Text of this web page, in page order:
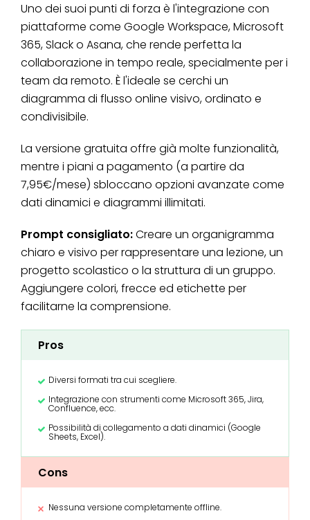
Uno dei suoi punti di forza è l'integrazione con
piattaforme come Google Workspace, Microsoft
365, Slack o Asana, che rende perfetta la
collaborazione in tempo reale, specialmente per i
team da remoto. È l'ideale se cerchi un
diagramma di flusso online visivo, ordinato e
condivisibile.
La versione gratuita offre già molte funzionalità,
mentre i piani a pagamento (a partire da
7,95€/mese) sbloccano opzioni avanzate come
dati dinamici e diagrammi illimitati.
Prompt consigliato:Creare un organigramma
chiaro e visivo per rappresentare una lezione, un
progetto scolastico o la struttura di un gruppo.
Aggiungere colori, frecce ed etichette per
facilitarne la comprensione.
Pros
Diversi formati tra cui scegliere.
Integrazione con strumenti come Microsoft 365, Jira,
Confluence, ecc.
Possibilità di collegamento a dati dinamici (Google
Sheets, Excel).
Cons
Nessuna versione completamente offline.